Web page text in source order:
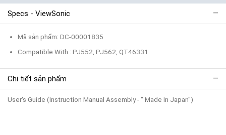
Specs - ViewSonic
Mã sản phẩm: DC-00001835
Compatible With : PJ552, PJ562, QT46331
Chi tiết sản phẩm
User's Guide (Instruction Manual Assembly - " Made In Japan")